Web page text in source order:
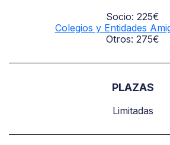
Socio: 225€
Colegios y Entidades
Otros: 275€
PLAZAS
Limitadas